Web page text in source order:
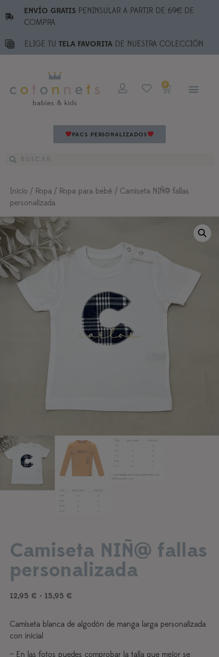
ENVÍO GRATISPENINSULAR A PARTIR DE 69€ DE
COMPRA
ELIGE TU TELA FAVORITA DE NUESTRA COLECCIÓN
0
PACS PERSONALIZADOS
Inicio / Ropa / Ropa para bebé / Camiseta NIÑ@ fallas
personalizada
Añadir a lista de deseos
Camiseta NIÑ@ fallas
personalizada
12,95 € - 15,95 €
Camiseta blanca de algodón de manga larga personalizada
con inicial
– En las fotos puedes comprobar la talla que mejor se